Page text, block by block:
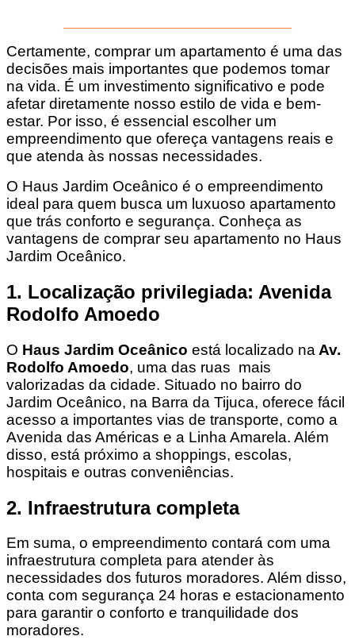
Certamente, comprar um apartamento é uma das
decisões mais importantes que podemos tomar
na vida. É um investimento significativo e pode
afetar diretamente nosso estilo de vida e bem-
estar. Por isso, é essencial escolher um
empreendimento que ofereça vantagens reais e
que atenda às nossas necessidades.
O Haus Jardim Oceânico é o empreendimento
ideal para quem busca um luxuoso apartamento
que trás conforto e segurança. Conheça as
vantagens de comprar seu apartamento no Haus
Jardim Oceânico.
1. Localização privilegiada: Avenida
Rodolfo Amoedo
O Haus Jardim Oceânico está localizado na Av.
Rodolfo Amoedo, uma das ruas mais
valorizadas da cidade. Situado no bairro do
Jardim Oceânico, na Barra da Tijuca, oferece fácil
acesso a importantes vias de transporte, como a
Avenida das Américas e a Linha Amarela. Além
disso, está próximo a shoppings, escolas,
hospitais e outras conveniências.
2. Infraestrutura completa
Em suma, o empreendimento contará com uma
infraestrutura completa para atender às
necessidades dos futuros moradores. Além disso,
conta com segurança 24 horas e estacionamento
para garantir o conforto e tranquilidade dos
moradores.